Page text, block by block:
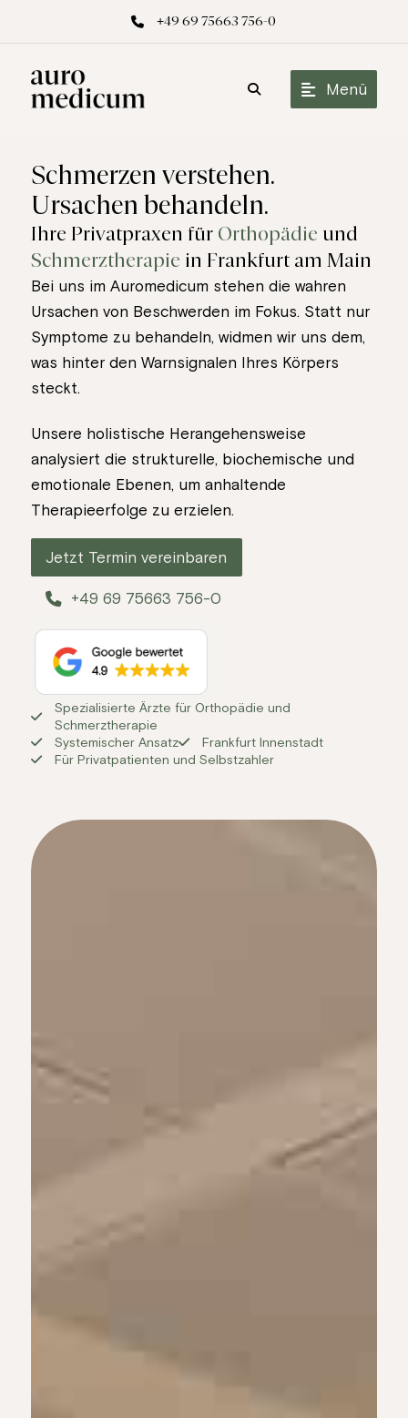
+49 69 75663 756-0
Menü
Schmerzen verstehen.
Ursachen behandeln.
Ihre Privatpraxen für Orthopädie und
Schmerztherapie in Frankfurt am Main
Bei uns im Auromedicum stehen die wahren
Ursachen von Beschwerden im Fokus. Statt nur
Symptome zu behandeln, widmen wir uns dem,
was hinter den Warnsignalen Ihres Körpers
steckt.
Unsere holistische Herangehensweise
analysiert die strukturelle, biochemische und
emotionale Ebenen, um anhaltende
Therapieerfolge zu erzielen.
Jetzt Termin vereinbaren
+49 69 75663 756-0
Spezialisierte Ärzte für Orthopädie und
Schmerztherapie
Systemischer Ansatz
Frankfurt Innenstadt
Für Privatpatienten und Selbstzahler